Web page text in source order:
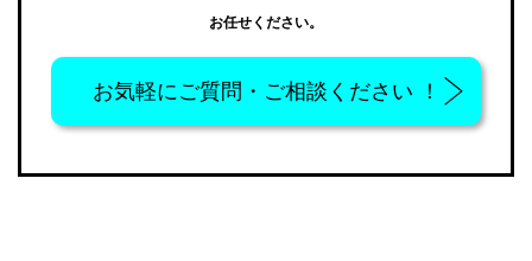
お任せください。
お気軽に ご質問・ご相談ください ！